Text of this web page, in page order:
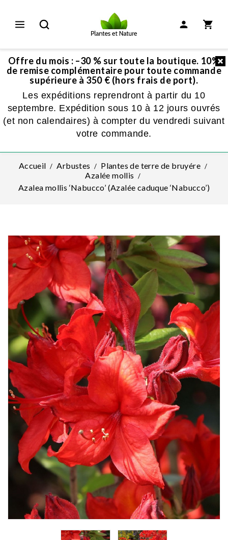
Offre du mois : –30 % sur toute la boutique. 10%
de remise complémentaire pour toute commande
supérieure à 350 € (hors frais de port).
Les expéditions reprendront à partir du 10
septembre. Expédition sous 10 à 12 jours ouvrés
(et non calendaires) à compter du vendredi suivant
votre commande.
Accueil Arbustes
Plantes de terre de bruyére
Azalée mollis
Azalea mollis ‘Nabucco’ (Azalée caduque ‘Nabucco’)